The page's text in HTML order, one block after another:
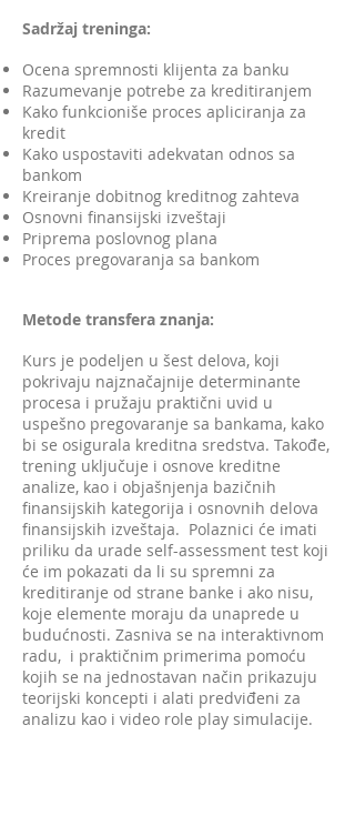
Sadržaj treninga:
Ocena spremnosti klijenta za banku
Razumevanje potrebe za kreditiranjem
Kako funkcioniše proces apliciranja za
kredit
Kako uspostaviti adekvatan odnos sa
bankom
Kreiranje dobitnog kreditnog zahteva
Osnovni finansijski izveštaji
Priprema poslovnog plana
Proces pregovaranja sa bankom
Metode transfera znanja:
Kurs je podeljen u šest delova, koji
pokrivaju najznačajnije determinante
procesa i pružaju praktični uvid u
uspešno pregovaranje sa bankama, kako
bi se osigurala kreditna sredstva. Takođe,
trening uključuje i osnove kreditne
analize, kao i objašnjenja bazičnih
finansijskih kategorija i osnovnih delova
finansijskih izveštaja. Polaznici će imati
priliku da urade self-assessment test koji
će im pokazati da li su spremni za
kreditiranje od strane banke i ako nisu,
koje elemente moraju da unaprede u
budućnosti. Zasniva se na interaktivnom
radu, i praktičnim primerima pomoću
kojih se na jednostavan način prikazuju
teorijski koncepti i alati predviđeni za
analizu kao i video role play simulacije.